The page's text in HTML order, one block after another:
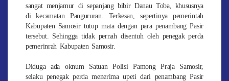
sangat menjamur di sepanjang bibir Danau Toba, khususnya
di kecamatan Pangururan. Terkesan, sepertinya pemerintah
Kabupaten Samosir tutup mata dengan para penambang Pasir
tersebut. Sehingga tidak pernah disentuh oleh penegak perda
pemerinrah Kabupaten Samosir.
Diduga ada oknum Satuan Polisi Pamong Praja Samosir,
selaku penegak perda menerima upeti dari penambang Pasir